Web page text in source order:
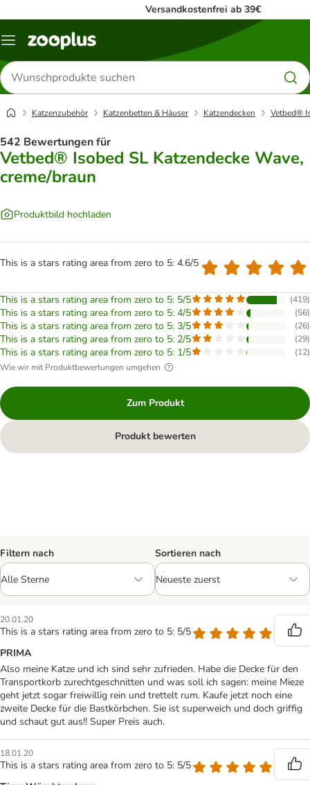
Versandkostenfrei ab 39€
Menü
Produkte
suchen
Katzenzubehör Katzenbetten & Häuser Katzendecken Vetbed®
542 Bewertungen für
Vetbed® Isobed SL Katzendecke Wave,
creme/braun
Produktbild hochladen
This is a stars rating area from zero to 5: 4.6/5
This is a stars rating area from zero to 5: 5/5 (419)
This is a stars rating area from zero to 5: 4/5 (56)
This is a stars rating area from zero to 5: 3/5 (26)
This is a stars rating area from zero to 5: 2/5 (29)
This is a stars rating area from zero to 5: 1/5 (12)
Wie wir mit Produktbewertungen umgehen
Zum Produkt
Produkt bewerten
Filtern nach Sortieren nach
20.01.20
This is a stars rating area from zero to 5: 5/5
PRIMA
Also meine Katze und ich sind sehr zufrieden. Habe die Decke für den
Transportkorb zurechtgeschnitten und was soll ich sagen: meine Mieze
geht jetzt sogar freiwillig rein und trettelt rum. Kaufe jetzt noch eine
zweite Decke für die Bastkörbchen. Sie ist superweich und doch griffig
und schaut gut aus!! Super Preis auch.
18.01.20
This is a stars rating area from zero to 5: 5/5